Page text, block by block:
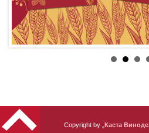
Copyright by „ Каста